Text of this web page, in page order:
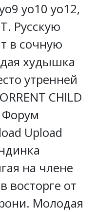
yo10 yo12,
Русскую
в сочную
худышка
утренней
CHILD
Форум
Upload
на члене
восторге от
Молодая